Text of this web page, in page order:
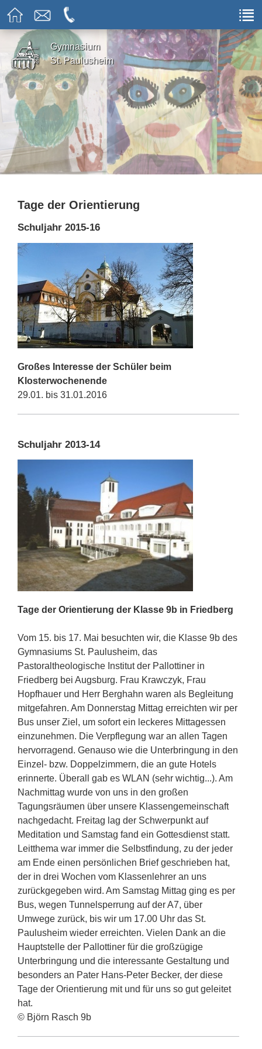
Gymnasium
St. Paulusheim
Tage der Orientierung
Schuljahr 2015-16
Großes Interesse der Schüler beim
Klosterwochenende
29.01. bis 31.01.2016
Schuljahr 2013-14
Tage der Orientierung der Klasse 9b in Friedberg
Vom 15. bis 17. Mai besuchten wir, die Klasse 9b des
Gymnasiums St. Paulusheim, das
Pastoraltheologische Institut der Pallottiner in
Friedberg bei Augsburg. Frau Krawczyk, Frau
Hopfhauer und Herr Berghahn waren als Begleitung
mitgefahren. Am Donnerstag Mittag erreichten wir per
Bus unser Ziel, um sofort ein leckeres Mittagessen
einzunehmen. Die Verpflegung war an allen Tagen
hervorragend. Genauso wie die Unterbringung in den
Einzel- bzw. Doppelzimmern, die an gute Hotels
erinnerte. Überall gab es WLAN (sehr wichtig...). Am
Nachmittag wurde von uns in den großen
Tagungsräumen über unsere Klassengemeinschaft
nachgedacht. Freitag lag der Schwerpunkt auf
Meditation und Samstag fand ein Gottesdienst statt.
Leitthema war immer die Selbstfindung, zu der jeder
am Ende einen persönlichen Brief geschrieben hat,
der in drei Wochen vom Klassenlehrer an uns
zurückgegeben wird. Am Samstag Mittag ging es per
Bus, wegen Tunnelsperrung auf der A7, über
Umwege zurück, bis wir um 17.00 Uhr das St.
Paulusheim wieder erreichten. Vielen Dank an die
Hauptstelle der Pallottiner für die großzügige
Unterbringung und die interessante Gestaltung und
besonders an Pater Hans-Peter Becker, der diese
Tage der Orientierung mit und für uns so gut geleitet
hat.
© Björn Rasch 9b